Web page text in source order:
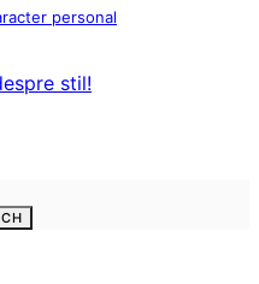
personal